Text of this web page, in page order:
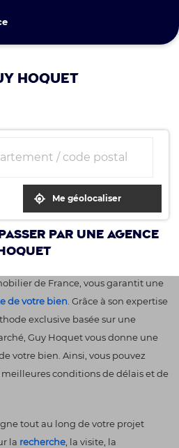
HOQUET
Me géolocaliser
par une agence
de France, vous garantit une
de votre bien . Grâce à son expertise
exclusive basée sur une
Guy Hoquet vous donne une
votre bien. Ainsi, vous pouvez
conditions de délais et de
tout au long de votre projet
la recherche , la visite, la